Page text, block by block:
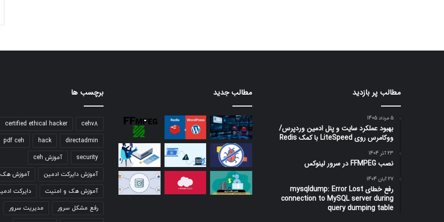
مطالب پر بازدید
5 مرداد 1405
بهبود عملکرد سایت و پنل ادمین وردپرس/
ووکامرس روی LiteSpeed با کمک Redis
23 آذر 1404
نصب FFMPEG در سرور لینوکس
27 آبان 1404
رفع خطای mysqldump: Error Lost
connection to MySQL server during
query dumping table
مطالب جدید برچسب ها
cehv8
certified ethical hacker
directadmin
hack
pdf ceh
security آموزش ceh
آموزش دایرکت ادمین آموزش هک
آموزش هک و امنیت دایرکت
رفع مشکل سرور مدیریت سرور